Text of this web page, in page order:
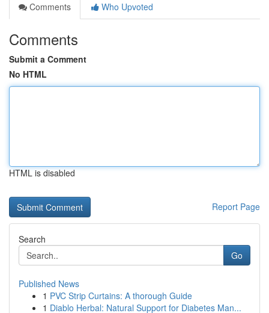
Comments
Who Upvoted
Comments
Submit a Comment
No HTML
HTML is disabled
Report Page
Search
Go
Published News
1 PVC Strip Curtains: A thorough Guide
1 Diablo Herbal: Natural Support for Diabetes Man...